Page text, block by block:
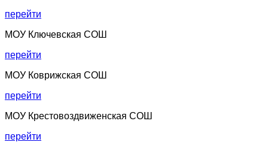
перейти
МОУ Ключевская СОШ
перейти
МОУ Коврижская СОШ
перейти
МОУ Крестовоздвиженская СОШ
перейти